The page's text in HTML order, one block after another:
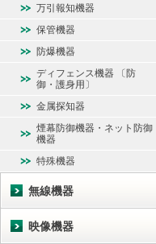
万引報知機器
保管機器
防爆機器
ディフェンス機器 〔防
御・護身用〕
金属探知器
煙幕防御機器・ネット防御
機器
特殊機器
無線機器
映像機器